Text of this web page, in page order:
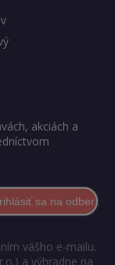
akciách a
sa na odber
vášho e-mailu.
a výhradne na